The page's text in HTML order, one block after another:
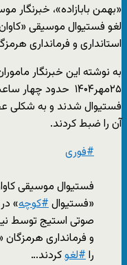
«بهمن بابازاده»،
لغو فستیوال موسیقی
استانداری و فرمانداری
به نوشته این خبرنگار
۲۵مهر۱۴۰۴ حدود
فستیوال شدند و به‌ شکلی
آن را ضبط کردند.
#فوری
فستیوال موسیقی
«فستیوال#کوچه»
صوتی استیج توسط
و فرمانداری
را#لغوکردند…